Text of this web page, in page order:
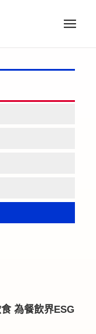
為餐飲界ESG